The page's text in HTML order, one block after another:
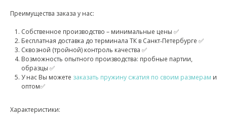
Преимущества заказа у нас:
Собственное производство – минимальные цены ✅
Бесплатная доставка до терминала ТК в Санкт‑Петербурге ✅
Сквозной (тройной) контроль качества ✅
Возможность опытного производства: пробные партии,
образцы ✅
У нас Вы можете заказать пружину сжатия по своим размерам и
оптом✅
Характеристики: